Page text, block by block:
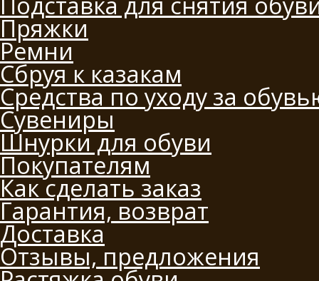
Пряжки
Ремни
Сбруя к казакам
Средства по уходу за
Сувениры
Шнурки для обуви
Покупателям
Как сделать заказ
Гарантия, возврат
Доставка
Отзывы, предложения